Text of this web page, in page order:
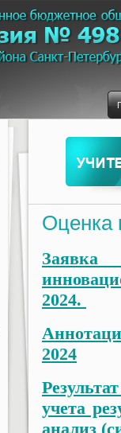
Оценка
2024.
2024
учета
анализ